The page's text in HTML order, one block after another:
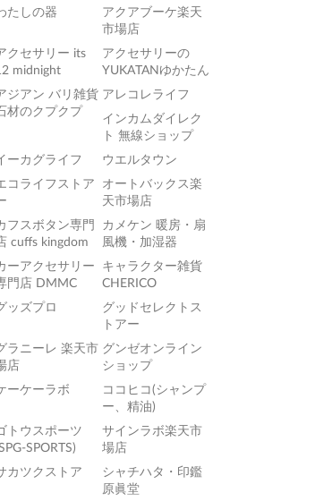
たしの器
アクアブーケ楽天
市場店
クセサリー its
midnight
アクセサリーの
YUKATANゆかたん
ジアン バリ雑貨
材のクプクプ
アレコレライフ
インカムダイレク
ト 無線ショップ
ーカグライフ
ウエルタウン
コライフストア オートバックス楽
天市場店
フスボタン専門
cuffs kingdom
カメケン 暖房・扇
風機・加湿器
ーアクセサリー
門店 DMMC
キャラクター雑貨
CHERICO
ッズプロ
グッドセレクトス
トアー
ラニーレ 楽天市
店
グンゼオンライン
ショップ
ーケーラボ
ココヒコ(シャンプ
ー、精油)
トウスポーツ
SPORTS)
サインラボ楽天市
場店
カツクストア
シャチハタ・印鑑
原眞堂